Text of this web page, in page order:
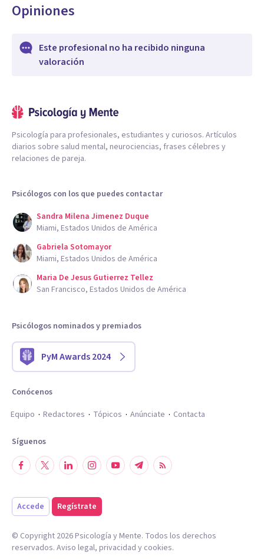
Opiniones
Este profesional no ha recibido ninguna
valoración
Psicología para profesionales, estudiantes y curiosos. Artículos
diarios sobre salud mental, neurociencias, frases célebres y
relaciones de pareja.
Psicólogos con los que puedes contactar
Sandra Milena Jimenez Duque
Miami, Estados Unidos de América
Gabriela Sotomayor
Miami, Estados Unidos de América
Maria De Jesus Gutierrez Tellez
San Francisco, Estados Unidos de América
Psicólogos nominados y premiados
PyM Awards 2024
Conócenos
Equipo
Redactores Tópicos Anúnciate Contacta
Síguenos
Accede Regístrate
© Copyright 2026Psicología y Mente. Todos los derechos
reservados. Aviso legal, privacidad y cookies.